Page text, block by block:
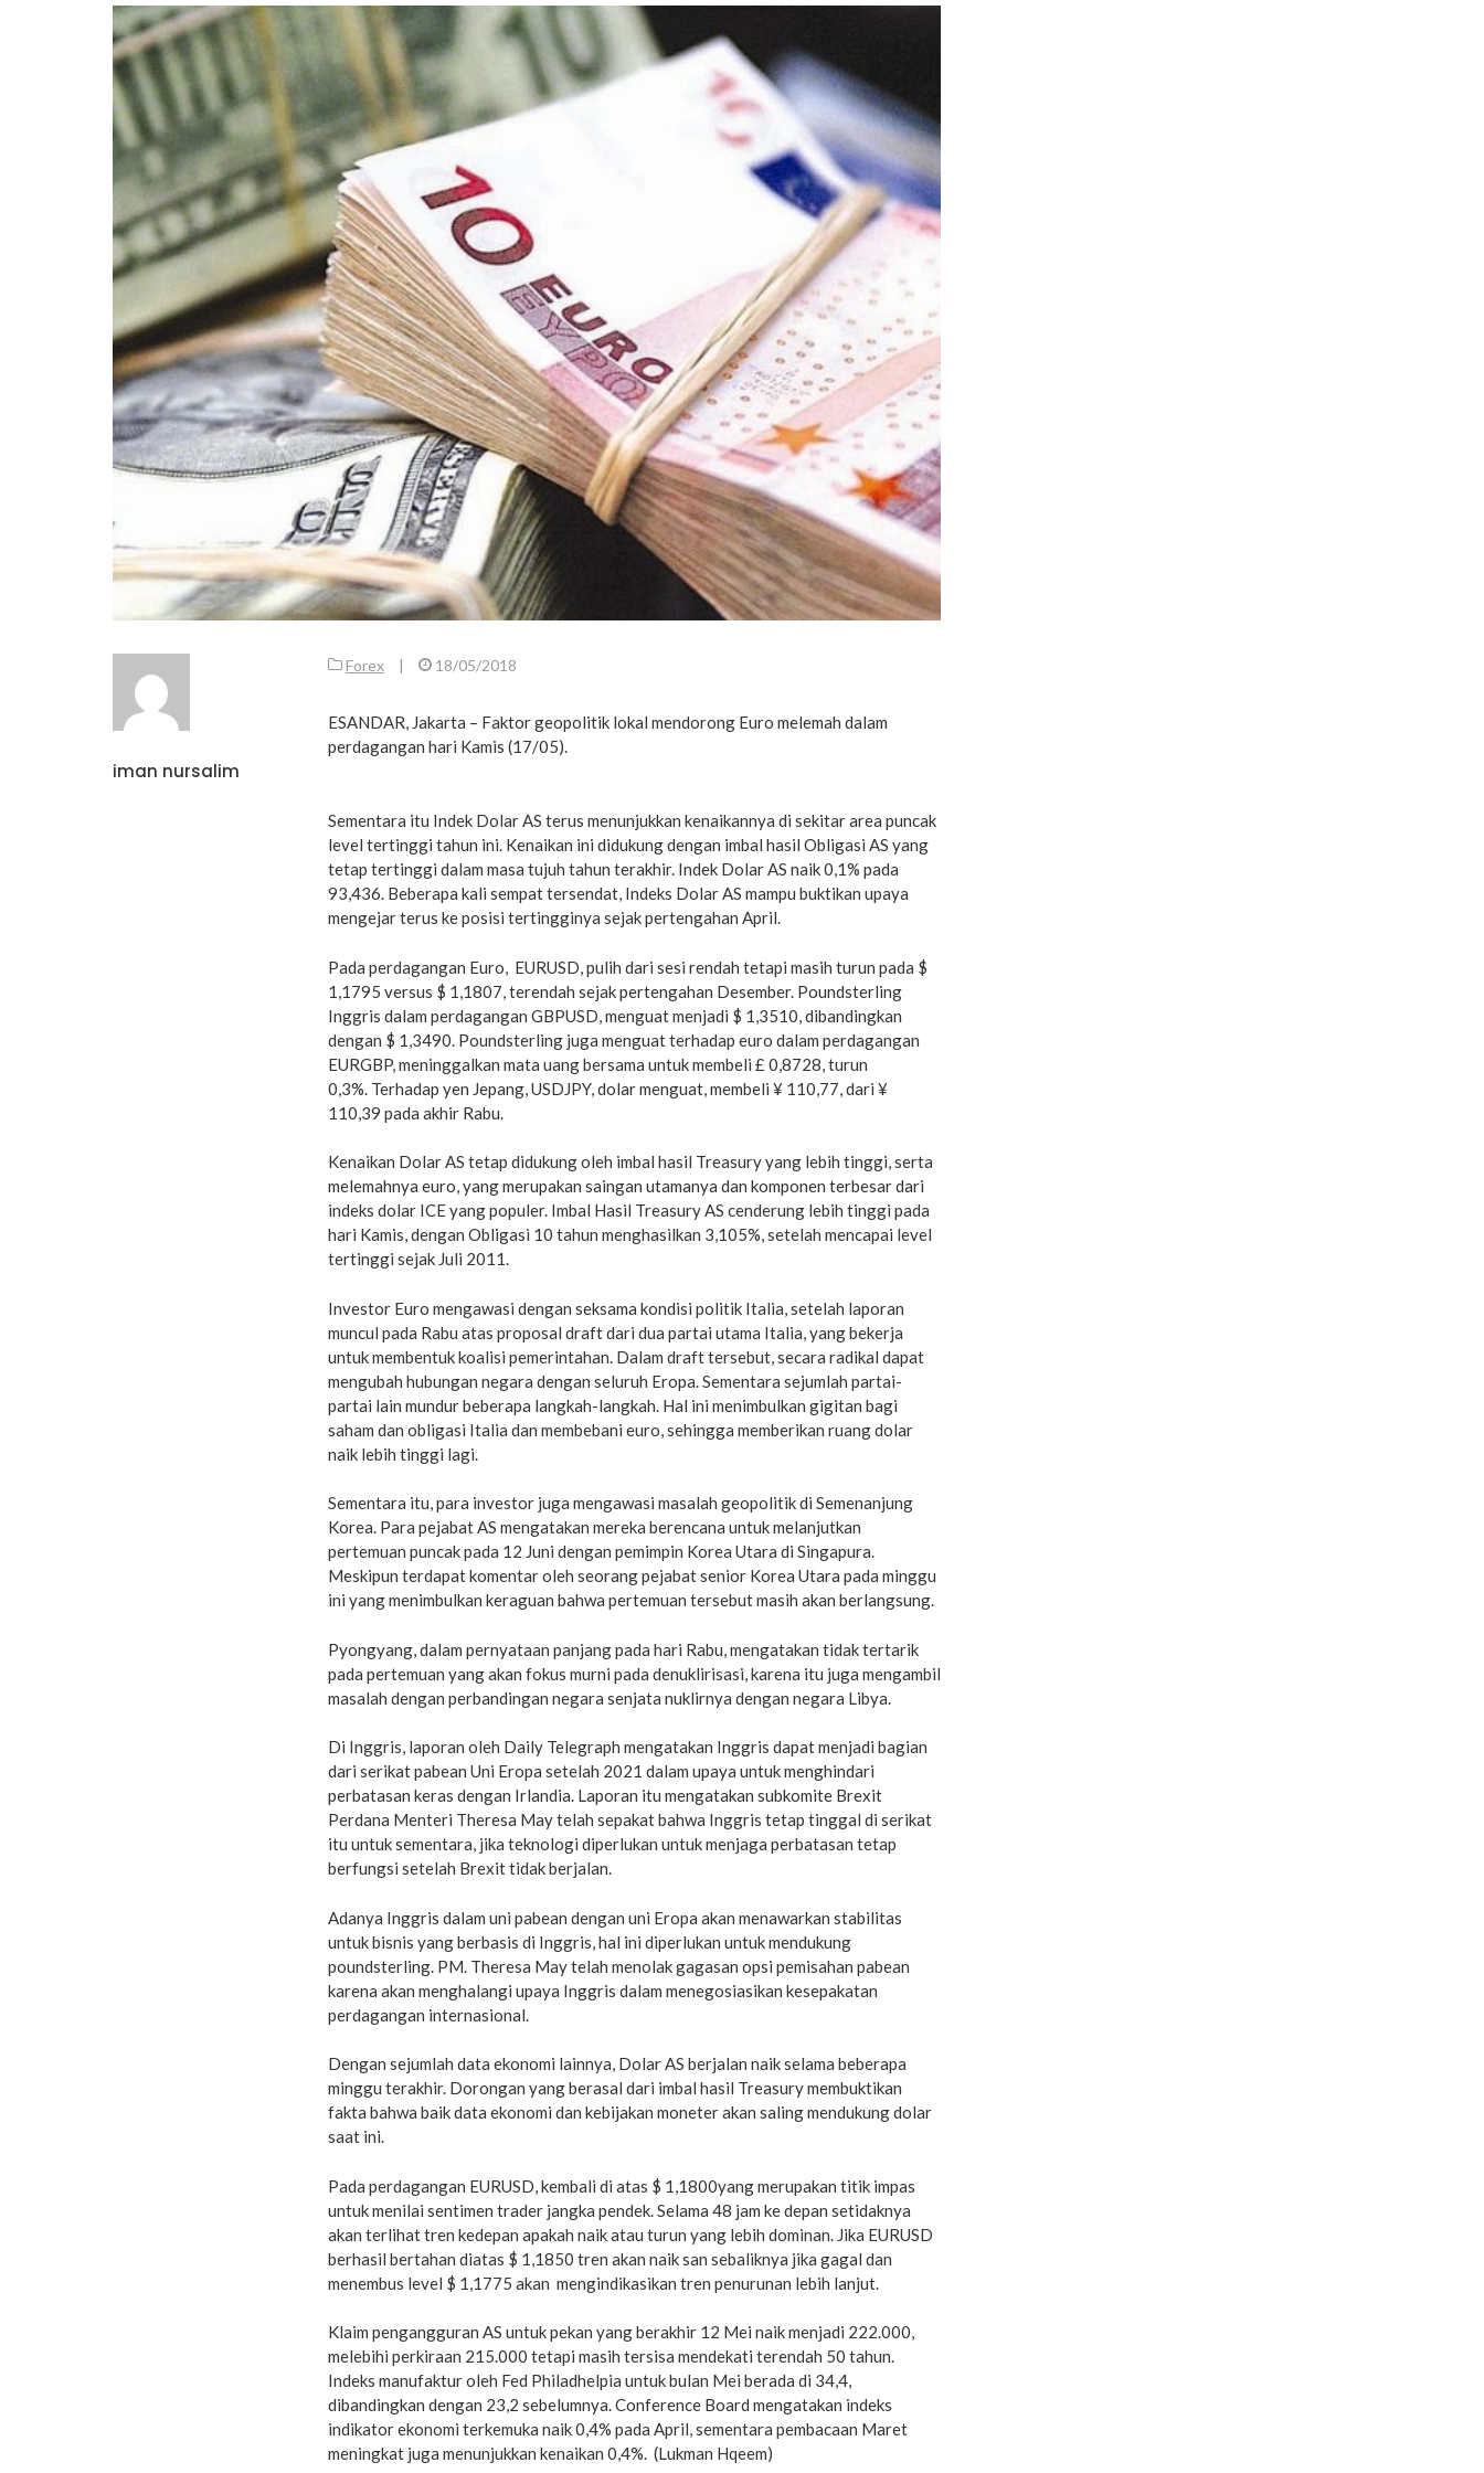
iman nursalim
Forex | 18/05/2018
ESANDAR, Jakarta – Faktor geopolitik lokal mendorong Euro melemah dalam
perdagangan hari Kamis (17/05).
Sementara itu Indek Dolar AS terus menunjukkan kenaikannya di sekitar area puncak
level tertinggi tahun ini. Kenaikan ini didukung dengan imbal hasil Obligasi AS yang
tetap tertinggi dalam masa tujuh tahun terakhir. Indek Dolar AS naik 0,1% pada
93,436. Beberapa kali sempat tersendat, Indeks Dolar AS mampu buktikan upaya
mengejar terus ke posisi tertingginya sejak pertengahan April.
Pada perdagangan Euro, EURUSD, pulih dari sesi rendah tetapi masih turun pada $
1,1795 versus $ 1,1807, terendah sejak pertengahan Desember. Poundsterling
Inggris dalam perdagangan GBPUSD, menguat menjadi $ 1,3510, dibandingkan
dengan $ 1,3490. Poundsterling juga menguat terhadap euro dalam perdagangan
EURGBP, meninggalkan mata uang bersama untuk membeli £ 0,8728, turun
0,3%. Terhadap yen Jepang, USDJPY, dolar menguat, membeli ¥ 110,77, dari ¥
110,39 pada akhir Rabu.
Kenaikan Dolar AS tetap didukung oleh imbal hasil Treasury yang lebih tinggi, serta
melemahnya euro, yang merupakan saingan utamanya dan komponen terbesar dari
indeks dolar ICE yang populer. Imbal Hasil Treasury AS cenderung lebih tinggi pada
hari Kamis, dengan Obligasi 10 tahun menghasilkan 3,105%, setelah mencapai level
tertinggi sejak Juli 2011.
Investor Euro mengawasi dengan seksama kondisi politik Italia, setelah laporan
muncul pada Rabu atas proposal draft dari dua partai utama Italia, yang bekerja
untuk membentuk koalisi pemerintahan. Dalam draft tersebut, secara radikal dapat
mengubah hubungan negara dengan seluruh Eropa. Sementara sejumlah partai-
partai lain mundur beberapa langkah-langkah. Hal ini menimbulkan gigitan bagi
saham dan obligasi Italia dan membebani euro, sehingga memberikan ruang dolar
naik lebih tinggi lagi.
Sementara itu, para investor juga mengawasi masalah geopolitik di Semenanjung
Korea. Para pejabat AS mengatakan mereka berencana untuk melanjutkan
pertemuan puncak pada 12 Juni dengan pemimpin Korea Utara di Singapura.
Meskipun terdapat komentar oleh seorang pejabat senior Korea Utara pada minggu
ini yang menimbulkan keraguan bahwa pertemuan tersebut masih akan berlangsung.
Pyongyang, dalam pernyataan panjang pada hari Rabu, mengatakan tidak tertarik
pada pertemuan yang akan fokus murni pada denuklirisasi, karena itu juga mengambil
masalah dengan perbandingan negara senjata nuklirnya dengan negara Libya.
Di Inggris, laporan oleh Daily Telegraph mengatakan Inggris dapat menjadi bagian
dari serikat pabean Uni Eropa setelah 2021 dalam upaya untuk menghindari
perbatasan keras dengan Irlandia. Laporan itu mengatakan subkomite Brexit
Perdana Menteri Theresa May telah sepakat bahwa Inggris tetap tinggal di serikat
itu untuk sementara, jika teknologi diperlukan untuk menjaga perbatasan tetap
berfungsi setelah Brexit tidak berjalan.
Adanya Inggris dalam uni pabean dengan uni Eropa akan menawarkan stabilitas
untuk bisnis yang berbasis di Inggris, hal ini diperlukan untuk mendukung
poundsterling. PM. Theresa May telah menolak gagasan opsi pemisahan pabean
karena akan menghalangi upaya Inggris dalam menegosiasikan kesepakatan
perdagangan internasional.
Dengan sejumlah data ekonomi lainnya, Dolar AS berjalan naik selama beberapa
minggu terakhir. Dorongan yang berasal dari imbal hasil Treasury membuktikan
fakta bahwa baik data ekonomi dan kebijakan moneter akan saling mendukung dolar
saat ini.
Pada perdagangan EURUSD, kembali di atas $ 1,1800yang merupakan titik impas
untuk menilai sentimen trader jangka pendek. Selama 48 jam ke depan setidaknya
akan terlihat tren kedepan apakah naik atau turun yang lebih dominan. Jika EURUSD
berhasil bertahan diatas $ 1,1850 tren akan naik san sebaliknya jika gagal dan
menembus level $ 1,1775 akan mengindikasikan tren penurunan lebih lanjut.
Klaim pengangguran AS untuk pekan yang berakhir 12 Mei naik menjadi 222.000,
melebihi perkiraan 215.000 tetapi masih tersisa mendekati terendah 50 tahun.
Indeks manufaktur oleh Fed Philadhelpia untuk bulan Mei berada di 34,4,
dibandingkan dengan 23,2 sebelumnya. Conference Board mengatakan indeks
indikator ekonomi terkemuka naik 0,4% pada April, sementara pembacaan Maret
meningkat juga menunjukkan kenaikan 0,4%. (Lukman Hqeem)